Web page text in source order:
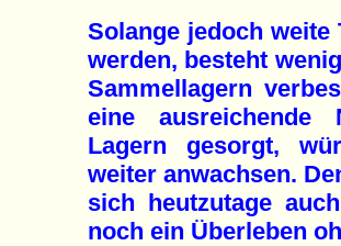
Solange jedoch
werden, besteht
Sammellagern
eine ausreichende
Lagern gesorgt,
weiter anwachsen.
sich heutzutage
noch ein Überleben